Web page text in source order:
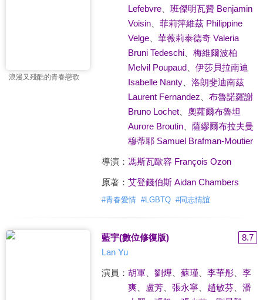
浪漫又殘酷的青春戀歌
Lefebvre、 班傑明瓦贊 Benjamin
Voisin、 菲莉萍維茲 Philippine
Velge、 華薇莉泰德奇 Valeria
Bruni Tedeschi、 梅維爾波柏
Melvil Poupaud、 伊莎貝拉南迪
Isabelle Nanty、 洛朗斐迪南茲
Laurent Fernandez
布魯諾羅謝
Bruno Lochet、 奧蘿爾布魯坦
Aurore Broutin、 薩繆爾布拉夫曼
穆蒂耶 Samuel Brafman-Moutier
導演： 馮斯瓦歐容 François Ozon
原著： 艾登錢伯斯 Aidan Chambers
#青春愛情 #LGBTQ #同志情誼
藍宇(數位修復版)
8.7
Lan Yu
演員： 胡軍、 劉燁、 蘇瑾、 李華彤、 李
爽、 盧芳、 張永寧、 趙敏芬、 潘